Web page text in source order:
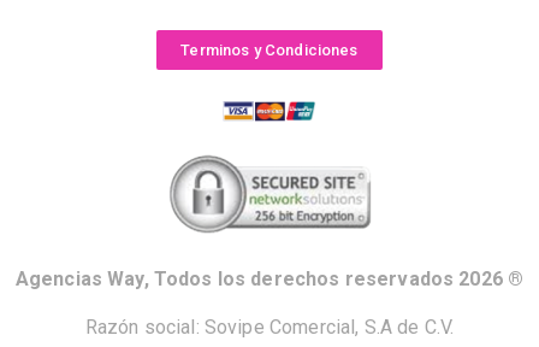
Terminos y Condiciones
Agencias Way, Todos los derechos reservados 2026 ®
Razón social: Sovipe Comercial, S.A de C.V.